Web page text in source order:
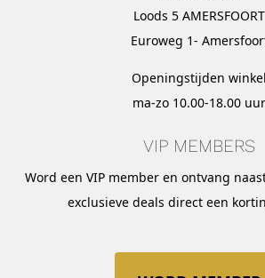
Loods 5 AMERSFOORT
Euroweg 1-
Openingstijden winkel
ma-zo 10.00-18.00 uur
VIP MEMBERS
Word een VIP member en ontvang
exclusieve deals direct een